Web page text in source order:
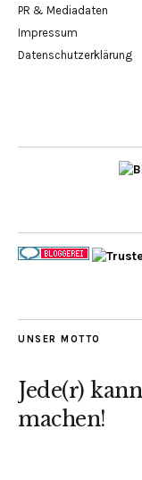
PR & Mediadaten
Impressum
Datenschutzerklärung
UNSER MOTTO
Jede(r)
machen!